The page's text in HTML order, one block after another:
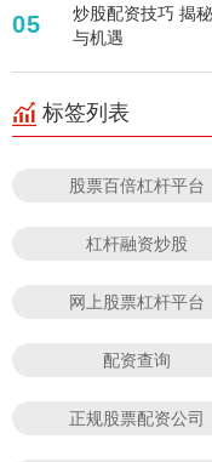
05
炒股配资技巧 揭
与机遇
标签列表
股票百倍杠杆平台
杠杆融资炒股
网上股票杠杆平台
配资查询
正规股票配资公司